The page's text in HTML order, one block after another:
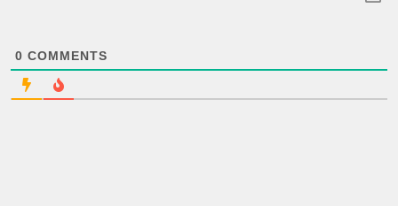
0 COMMENTS